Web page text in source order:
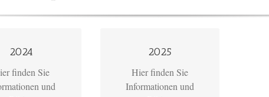
2024
finden Sie
und
Bitte klicken! 2025
Hier finden Sie
Informationen und
Bitte klicken!